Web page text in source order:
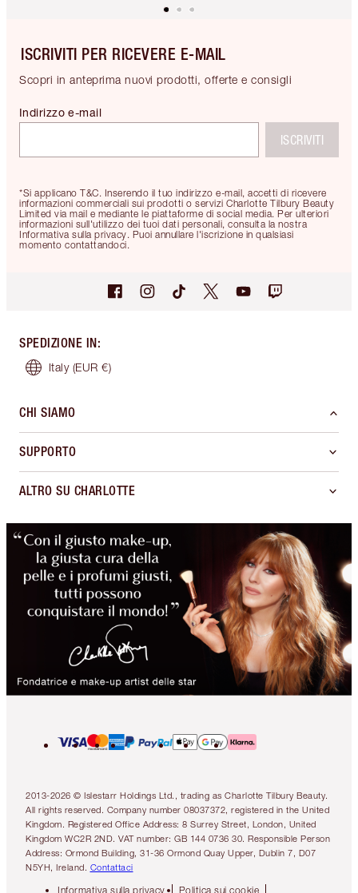
ISCRIVITI PER RICEVERE E-MAIL
Scopri in anteprima nuovi prodotti, offerte e consigli
*Si applicano T&C. Inserendo il tuo indirizzo e-mail, accetti di ricevere
informazioni commerciali sui prodotti o servizi Charlotte Tilbury Beauty
Limited via mail e mediante le piattaforme di social media. Per ulteriori
informazioni sull'utilizzo dei tuoi dati personali, consulta la nostra
Informativa sulla privacy. Puoi annullare l'iscrizione in qualsiasi
momento contattandoci.
Indirizzo e-mail
ISCRIVITI
SPEDIZIONE IN:
Italy (EUR €)
CHI SIAMO
SUPPORTO
ALTRO SU CHARLOTTE
2013-2026 © Islestarr Holdings Ltd., trading as Charlotte Tilbury Beauty.
All rights reserved. Company number 08037372, registered in the United
Kingdom. Registered Office Address: 8 Surrey Street, London, United
Kingdom WC2R 2ND. VAT number: GB 144 0736 30. Responsible Person
Address: Ormond Building, 31-36 Ormond Quay Upper, Dublin 7, D07
N5YH, Ireland. Contattaci
Informativa sulla privacy Politica sui cookie